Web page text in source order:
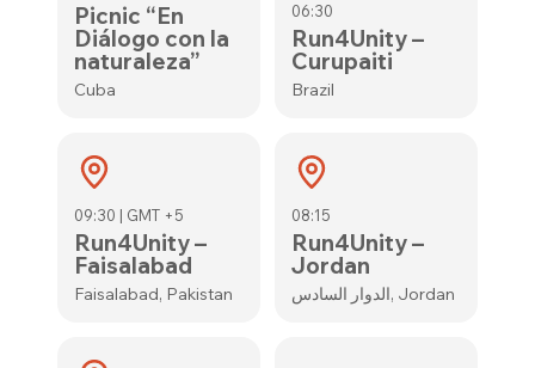
Picnic “En
Diálogo con la
naturaleza”
Cuba
06:30
Run4Unity –
Curupaiti
Brazil
09:30 | GMT +5
Run4Unity –
Faisalabad
Faisalabad, Pakistan
08:15
Run4Unity –
Jordan
الدوار السادس, Jordan